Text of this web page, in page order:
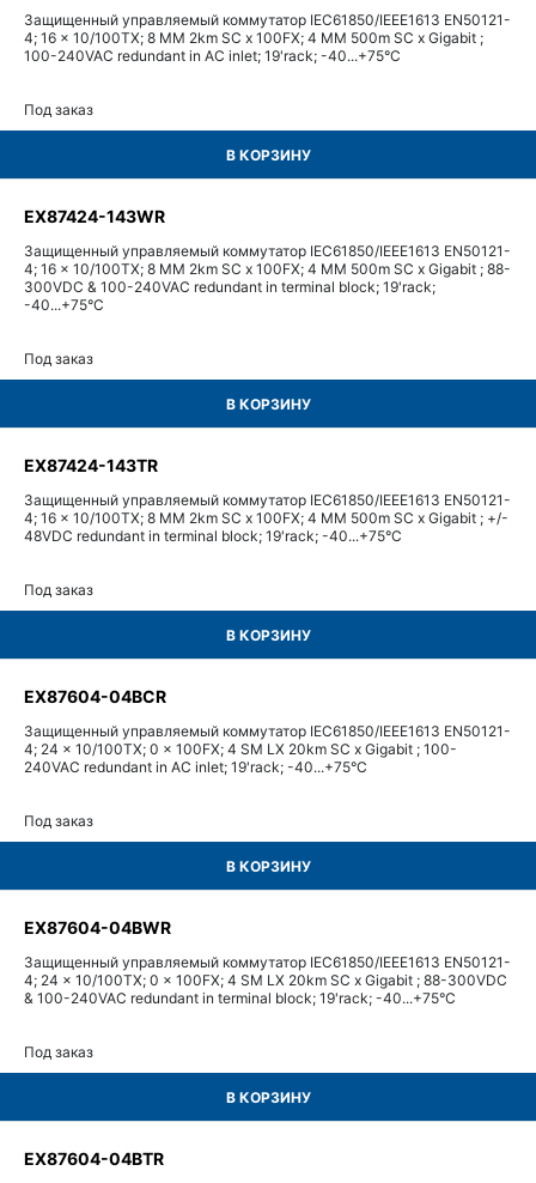
Защищенный управляемый коммутатор IEC61850/IEEE1613 EN50121-
4; 16 x 10/100TX; 8 MM 2km SC x 100FX; 4 MM 500m SC x Gigabit ;
100-240VAC redundant in AC inlet; 19'rack; -40...+75°С
Под заказ
В КОРЗИНУ
EX87424-143WR
Защищенный управляемый коммутатор IEC61850/IEEE1613 EN50121-
4; 16 x 10/100TX; 8 MM 2km SC x 100FX; 4 MM 500m SC x Gigabit ; 88-
300VDC & 100-240VAC redundant in terminal block; 19'rack;
-40...+75°С
Под заказ
В КОРЗИНУ
EX87424-143TR
Защищенный управляемый коммутатор IEC61850/IEEE1613 EN50121-
4; 16 x 10/100TX; 8 MM 2km SC x 100FX; 4 MM 500m SC x Gigabit ; +/-
48VDC redundant in terminal block; 19'rack; -40...+75°С
Под заказ
В КОРЗИНУ
EX87604-04BCR
Защищенный управляемый коммутатор IEC61850/IEEE1613 EN50121-
4; 24 x 10/100TX; 0 x 100FX; 4 SM LX 20km SC x Gigabit ; 100-
240VAC redundant in AC inlet; 19'rack; -40...+75°С
Под заказ
В КОРЗИНУ
EX87604-04BWR
Защищенный управляемый коммутатор IEC61850/IEEE1613 EN50121-
4; 24 x 10/100TX; 0 x 100FX; 4 SM LX 20km SC x Gigabit ; 88-300VDC
& 100-240VAC redundant in terminal block; 19'rack; -40...+75°С
Под заказ
В КОРЗИНУ
EX87604-04BTR